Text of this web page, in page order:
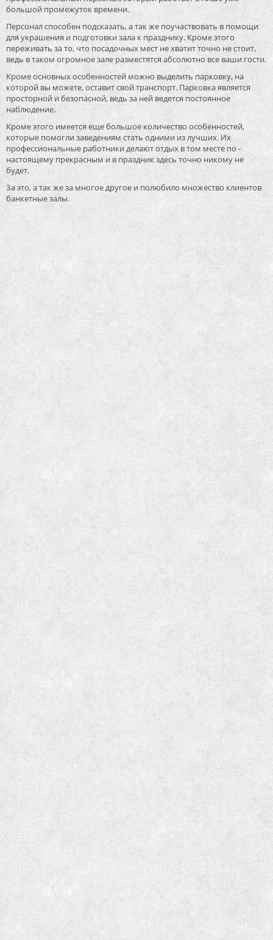
большой промежуток времени.
Персонал способен подсказать, а так же поучаствовать в помощи
для украшения и подготовки зала к празднику. Кроме этого
переживать за то, что посадочных мест не хватит точно не стоит,
ведь в таком огромное зале разместятся абсолютно все ваши гости.
Кроме основных особенностей можно выделить парковку, на
которой вы можете, оставит свой транспорт. Парковка является
просторной и безопасной, ведь за ней ведется постоянное
наблюдение.
Кроме этого имеется еще большое количество особенностей,
которые помогли заведениям стать одними из лучших. Их
профессиональные работники делают отдых в том месте по -
настоящему прекрасным и в праздник здесь точно никому не
будет.
За это, а так же за многое другое и полюбило множество клиентов
банкетные залы.